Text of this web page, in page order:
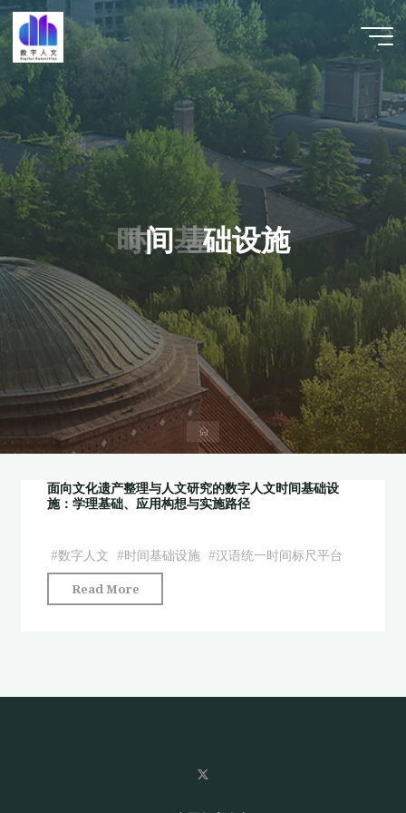
跳
至
内
容
数字人
文 |
时
时间基
基础设施
首
页
面向文化遗产整理与人文研究的数字人文时间基础设
施：学理基础、应用构想与实施路径
#数字人文 #时间基础设施 #汉语统一时间标尺平台
Read More
向
产